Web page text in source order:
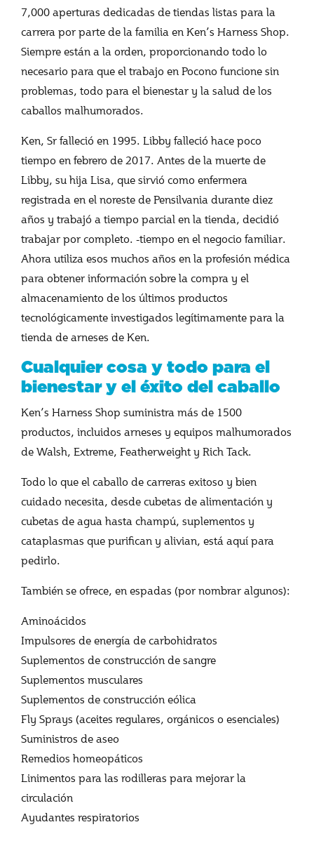
7,000 aperturas dedicadas de tiendas listas para la
carrera por parte de la familia en Ken’s Harness Shop.
Siempre están a la orden, proporcionando todo lo
necesario para que el trabajo en Pocono funcione sin
problemas, todo para el bienestar y la salud de los
caballos malhumorados.
Ken, Sr falleció en 1995. Libby falleció hace poco
tiempo en febrero de 2017. Antes de la muerte de
Libby, su hija Lisa, que sirvió como enfermera
registrada en el noreste de Pensilvania durante diez
años y trabajó a tiempo parcial en la tienda, decidió
trabajar por completo. -tiempo en el negocio familiar.
Ahora utiliza esos muchos años en la profesión médica
para obtener información sobre la compra y el
almacenamiento de los últimos productos
tecnológicamente investigados legítimamente para la
tienda de arneses de Ken.
Cualquier cosa y todo para el
bienestar y el éxito del caballo
Ken’s Harness Shop suministra más de 1500
productos, incluidos arneses y equipos malhumorados
de Walsh, Extreme, Featherweight y Rich Tack.
Todo lo que el caballo de carreras exitoso y bien
cuidado necesita, desde cubetas de alimentación y
cubetas de agua hasta champú, suplementos y
cataplasmas que purifican y alivian, está aquí para
pedirlo.
También se ofrece, en espadas (por nombrar algunos):
Aminoácidos
Impulsores de energía de carbohidratos
Suplementos de construcción de sangre
Suplementos musculares
Suplementos de construcción eólica
Fly Sprays (aceites regulares, orgánicos o esenciales)
Suministros de aseo
Remedios homeopáticos
Linimentos para las rodilleras para mejorar la
circulación
Ayudantes respiratorios